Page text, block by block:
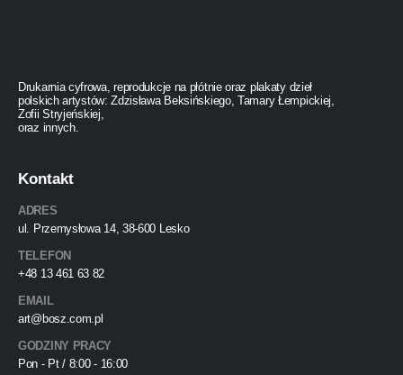
Drukarnia cyfrowa, reprodukcje na płótnie oraz plakaty dzieł
polskich artystów: Zdzisława Beksińskiego, Tamary Łempickiej,
Zofii Stryjeńskiej,
oraz innych.
Kontakt
ADRES
ul. Przemysłowa 14, 38-600 Lesko
TELEFON
+48 13 461 63 82
EMAIL
art@bosz.com.pl
GODZINY PRACY
Pon - Pt / 8:00 - 16:00